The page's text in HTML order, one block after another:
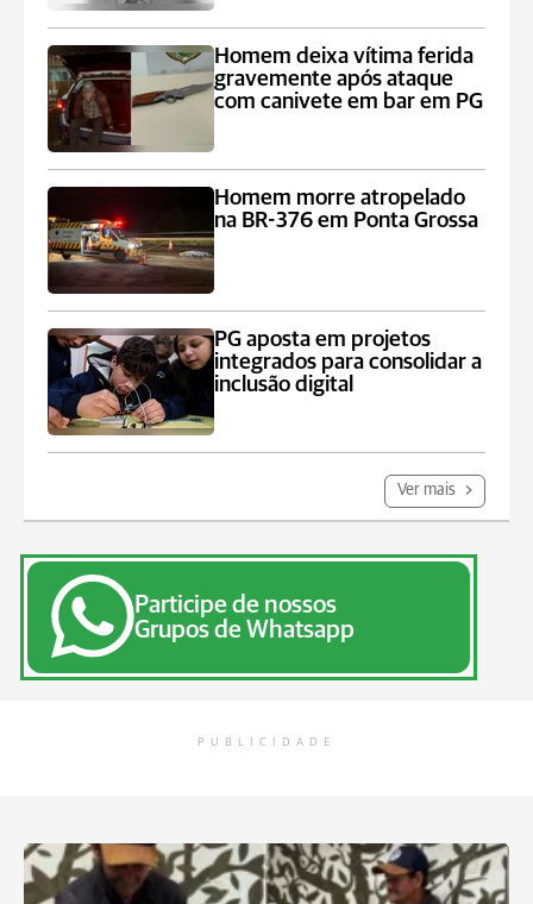
Homem deixa vítima ferida
gravemente após ataque
com canivete em bar em PG
Homem morre atropelado
na BR-376 em Ponta Grossa
PG aposta em projetos
integrados para consolidar a
inclusão digital
Ver mais
Participe de nossos
Grupos de Whatsapp
PUBLICIDADE